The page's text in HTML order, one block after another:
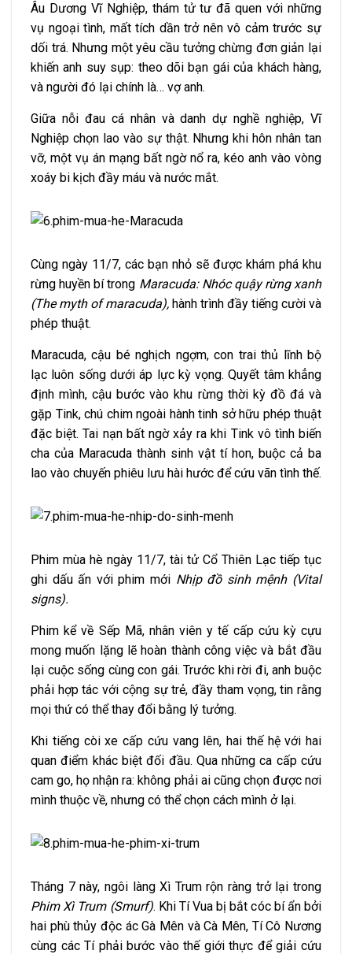
Âu Dương Vĩ Nghiệp, thám tử tư đã quen với những
vụ ngoại tình, mất tích dần trở nên vô cảm trước sự
dối trá. Nhưng một yêu cầu tưởng chừng đơn giản lại
khiến anh suy sụp: theo dõi bạn gái của khách hàng,
và người đó lại chính là… vợ anh.
Giữa nỗi đau cá nhân và danh dự nghề nghiệp, Vĩ
Nghiệp chọn lao vào sự thật. Nhưng khi hôn nhân tan
vỡ, một vụ án mạng bất ngờ nổ ra, kéo anh vào vòng
xoáy bi kịch đầy máu và nước mắt.
Cùng ngày 11/7, các bạn nhỏ sẽ được khám phá khu
rừng huyền bí trong Maracuda: Nhóc quậy rừng xanh
(The myth of maracuda), hành trình đầy tiếng cười và
phép thuật.
Maracuda, cậu bé nghịch ngợm, con trai thủ lĩnh bộ
lạc luôn sống dưới áp lực kỳ vọng. Quyết tâm khẳng
định mình, cậu bước vào khu rừng thời kỳ đồ đá và
gặp Tink, chú chim ngoài hành tinh sở hữu phép thuật
đặc biệt. Tai nạn bất ngờ xảy ra khi Tink vô tình biến
cha của Maracuda thành sinh vật tí hon, buộc cả ba
lao vào chuyến phiêu lưu hài hước để cứu vãn tình thế.
Phim mùa hè ngày 11/7, tài tử Cổ Thiên Lạc tiếp tục
ghi dấu ấn với phim mới Nhịp đồ sinh mệnh (Vital
signs).
Phim kể về Sếp Mã, nhân viên y tế cấp cứu kỳ cựu
mong muốn lặng lẽ hoàn thành công việc và bắt đầu
lại cuộc sống cùng con gái. Trước khi rời đi, anh buộc
phải hợp tác với cộng sự trẻ, đầy tham vọng, tin rằng
mọi thứ có thể thay đổi bằng lý tưởng.
Khi tiếng còi xe cấp cứu vang lên, hai thế hệ với hai
quan điểm khác biệt đối đầu. Qua những ca cấp cứu
cam go, họ nhận ra: không phải ai cũng chọn được nơi
mình thuộc về, nhưng có thể chọn cách mình ở lại.
Tháng 7 này, ngôi làng Xì Trum rộn ràng trở lại trong
Phim Xì Trum (Smurf). Khi Tí Vua bị bắt cóc bí ẩn bởi
hai phù thủy độc ác Gà Mên và Cà Mên, Tí Cô Nương
cùng các Tí phải bước vào thế giới thực để giải cứu